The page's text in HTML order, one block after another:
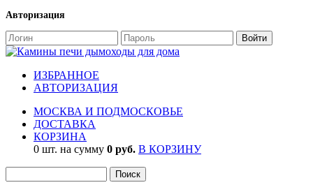
Авторизация
ИЗБРАННОЕ
АВТОРИЗАЦИЯ
МОСКВА И ПОДМОСКОВЬЕ
ДОСТАВКА
КОРЗИНА
0 шт. на сумму 0 руб. В КОРЗИНУ